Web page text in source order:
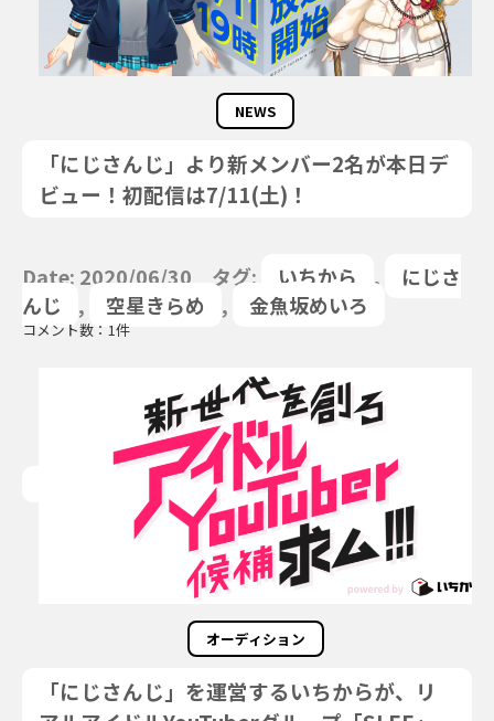
NEWS
「にじさんじ」より新メンバー2名が本日デ
ビュー！初配信は7/11(土)！
Date: 2020/06/30 タグ: いちから ,
にじさ
んじ
, 空星きらめ , 金魚坂めいろ
コメント数：1件
オーディション
「にじさんじ」を運営するいちからが、リ